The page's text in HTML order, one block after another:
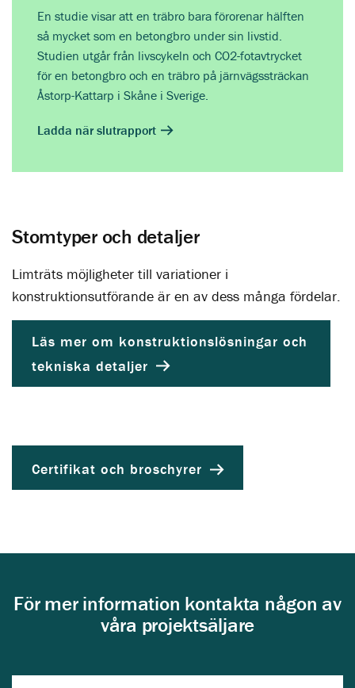
En studie visar att en träbro bara förorenar hälften
så mycket som en ­betongbro under sin livstid.
Studien utgår från livscykeln och CO2-fotavtrycket
för en betongbro och en träbro på järnvägssträckan
Åstorp-Kattarp i Skåne i Sverige.
Ladda när slutrapport
Stomtyper och detaljer
Limträts möjligheter till variationer i
konstruktionsutförande är en av dess många fördelar.
Läs mer om konstruktionslösningar och
tekniska detaljer
Certifikat och broschyrer
För mer information kontakta någon av
våra projektsäljare